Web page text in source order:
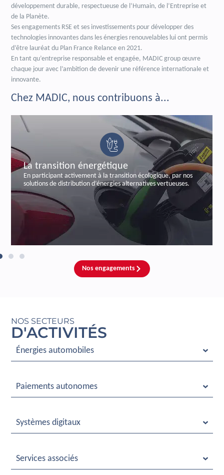
développement durable, respectueuse de l’Humain, de l’Entreprise et
de la Planète.
Ses engagements RSE et ses investissements pour développer des
technologies innovantes dans les énergies renouvelables lui ont permis
d’être lauréat du Plan France Relance en 2021.
En tant qu’entreprise responsable et engagée, MADIC group œuvre
chaque jour avec l’ambition de devenir une référence internationale et
innovante.
Chez MADIC, nous contribuons à...
La transition énergétique
En participant activement à la transition écologique, par nos
solutions de distribution d’énergies alternatives vertueuses.
Nos engagements
NOS SECTEURS
D'ACTIVITÉS
Énergies automobiles
Paiements autonomes
Systèmes digitaux
Services associés